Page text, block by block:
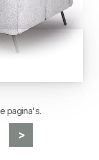
pagina's.
>